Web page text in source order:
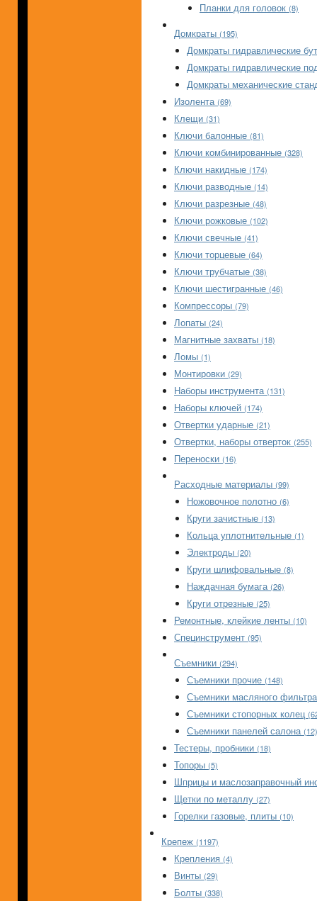
Планки для головок (8)
Домкраты (195)
Домкраты гидравлические
Домкраты гидравлические
Домкраты механические
Изолента (69)
Клещи (31)
Ключи балонные (81)
Ключи комбинированные (328)
Ключи накидные (174)
Ключи разводные (14)
Ключи разрезные (48)
Ключи рожковые (102)
Ключи свечные (41)
Ключи торцевые (64)
Ключи трубчатые (38)
Ключи шестигранные (46)
Компрессоры (79)
Лопаты (24)
Магнитные захваты (18)
Ломы (1)
Монтировки (29)
Наборы инструмента (131)
Наборы ключей (174)
Отвертки ударные (21)
Отвертки, наборы отверток (255)
Переноски (16)
Расходные материалы (99)
Ножовочное полотно (6)
Круги зачистные (13)
Кольца уплотнительные (1)
Электроды (20)
Круги шлифовальные (8)
Наждачная бумага (26)
Круги отрезные (25)
Ремонтные, клейкие ленты (10)
Специнструмент (95)
Съемники (294)
Съемники прочие (148)
Съемники масляного
Съемники стопорных колец
Съемники панелей салона (12)
Тестеры, пробники (18)
Топоры (5)
Шприцы и маслозаправочный
Щетки по металлу (27)
Горелки газовые, плиты (10)
Крепеж (1197)
Крепления (4)
Винты (29)
Болты (338)